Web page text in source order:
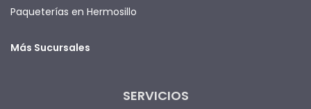
Paqueterías en Hermosillo
Más Sucursales
SERVICIOS